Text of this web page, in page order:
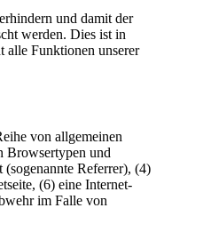
und damit der
werden. Dies ist in
alle Funktionen unserer
von allgemeinen
Browsertypen und
(sogenannte Referrer), (4)
(6) eine Internet-
im Falle von